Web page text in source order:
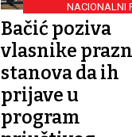
NACIONALNI
STAMBENE
Bačić poziva
vlasnike
stanova da ih
prijave u
program